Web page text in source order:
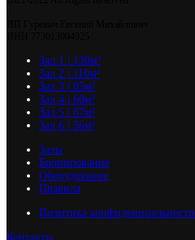
Зал 1 | 130м²
Зал 2 | 110м²
Зал 3 | 85м²
Зал 4 | 60м²
Зал 5 | 67м²
Зал 6 | 56м²
Залы
Бронирование
Оборудование
Правила
Политика конфиденциальности
Контакты